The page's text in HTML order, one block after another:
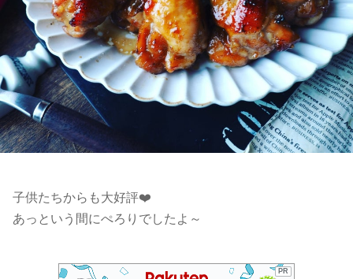
子供たちからも大好評❤️
あっという間にぺろりでしたよ～
PR